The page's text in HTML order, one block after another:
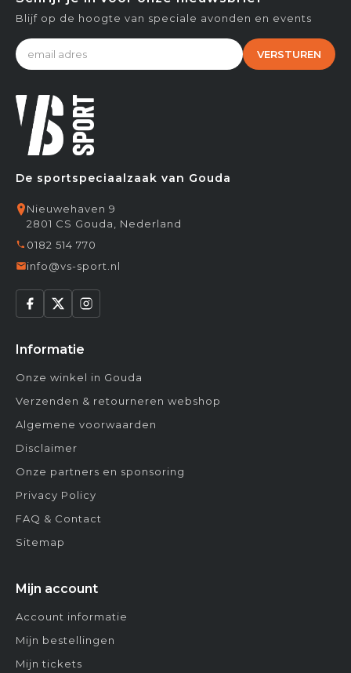
De sportspeciaalzaak van Gouda
Nieuwehaven 9
2801 CS Gouda, Nederland
0182 514 770
info@vs-sport.nl
Informatie
Onze winkel in Gouda
Verzenden & retourneren webshop
Algemene voorwaarden
Disclaimer
Onze partners en sponsoring
Privacy Policy
FAQ & Contact
Sitemap
Mijn account
Account informatie
Mijn bestellingen
Mijn tickets
Blijf op de hoogte van speciale avonden en events
VERSTUREN